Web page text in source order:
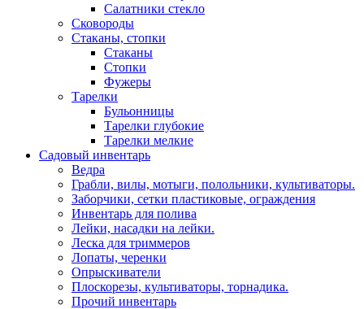
Салатники стекло
Сковороды
Стаканы, стопки
Стаканы
Стопки
Фужеры
Тарелки
Бульонницы
Тарелки глубокие
Тарелки мелкие
Садовый инвентарь
Ведра
Грабли, вилы, мотыги, полольники, культиваторы.
Заборчики, сетки пластиковые, ограждения
Инвентарь для полива
Лейки, насадки на лейки.
Леска для триммеров
Лопаты, черенки
Опрыскиватели
Плоскорезы, культиваторы, торнадика.
Прочий инвентарь